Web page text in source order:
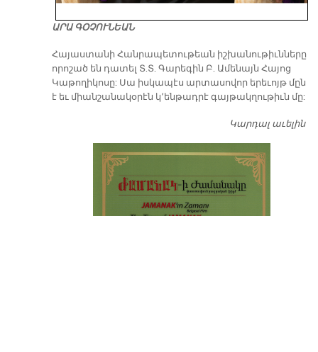
ԱՐԱ ԳՕՉՈՒՆԵԱՆ
​Հայաստանի Հանրապետութեան իշխանութիւնները
որոշած են դատել Տ.Տ. Գարեգին Բ. Ամենայն Հայոց
Կաթողիկոսը: Սա իսկապէս արտասովոր երեւոյթ մըն
է եւ միանշանակօրէն կ՚ենթադրէ գայթակղութիւն մը:
Կարդալ աւելին